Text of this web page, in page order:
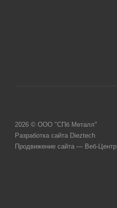
2026 © ООО "СПб Металл"
Разработка сайта Dieztech
Продвижение сайта — Веб-Центр